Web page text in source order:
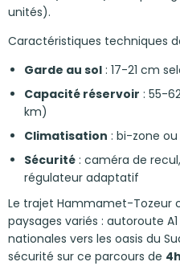
unités).
Caractéristiques techniques
Garde au sol : 17-21 cm
Capacité réservoir : 55-
km)
Climatisation : bi-zone
Sécurité : caméra de
régulateur adaptatif
Le trajet Hammamet-Tozeur
paysages variés : autoroute
nationales vers les oasis du
sécurité sur ce parcours de